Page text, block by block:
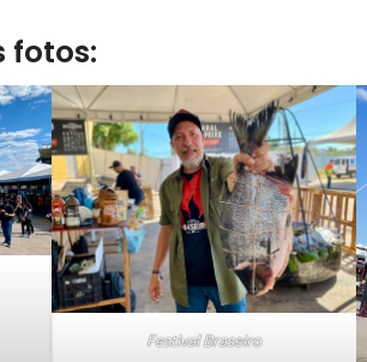
fotos:
Festival Braseiro